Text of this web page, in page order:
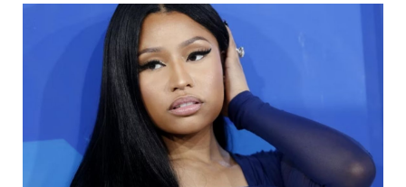
o t r